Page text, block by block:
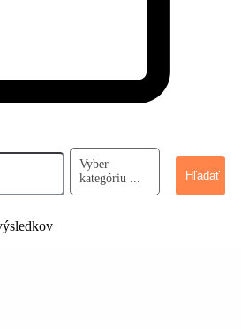
Vyber
kategóriu ...
Hľadať
Zoradené